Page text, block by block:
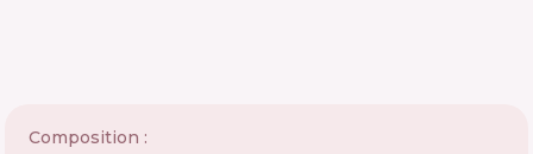
Composition :